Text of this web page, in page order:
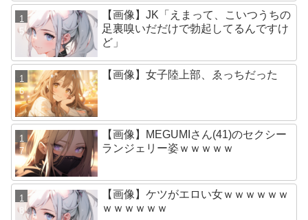
【画像】JK「えまって、こいつうちの
足裏嗅いだだけで勃起してるんですけ
ど」
【画像】女子陸上部、ゑっちだった
【画像】MEGUMIさん(41)のセクシー
ランジェリー姿ｗｗｗｗｗ
【画像】ケツがエロい女ｗｗｗｗｗｗ
ｗｗｗｗｗｗ